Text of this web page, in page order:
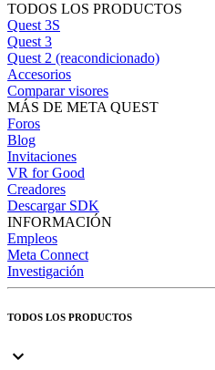
TODOS LOS PRODUCTOS
Quest 3S
Quest 3
Quest 2 (reacondicionado)
Accesorios
Comparar visores
MÁS DE META QUEST
Foros
Blog
Invitaciones
VR for Good
Creadores
Descargar SDK
INFORMACIÓN
Empleos
Meta Connect
Investigación
TODOS LOS PRODUCTOS